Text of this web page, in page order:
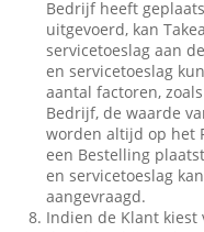
Bedrijf heeft
uitgevoerd, kan
servicetoeslag aan
en servicetoeslag
aantal factoren,
Bedrijf, de waarde
worden altijd op het
een Bestelling
en servicetoeslag
aangevraagd.
Indien de Klant kiest